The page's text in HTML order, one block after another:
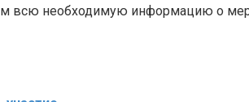
всю необходимую информацию о